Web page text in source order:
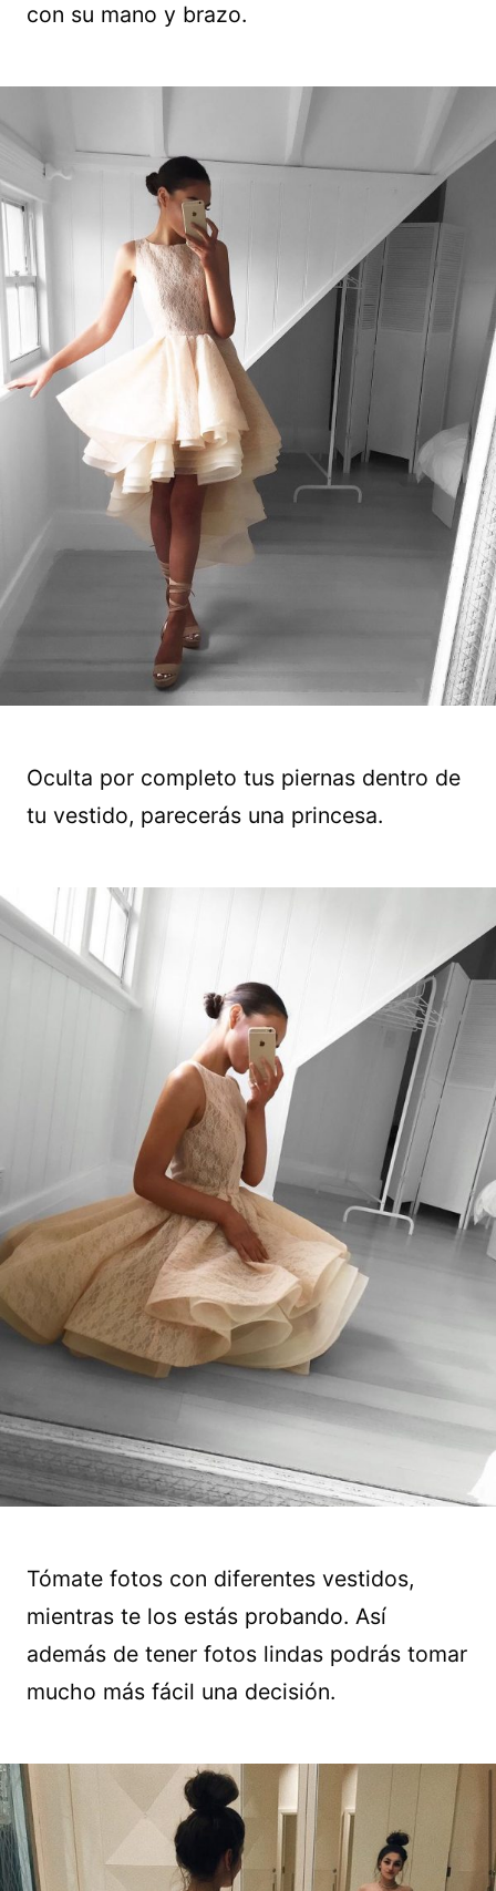
con su mano y brazo.
Oculta por completo tus piernas dentro de
tu vestido, parecerás una princesa.
Tómate fotos con diferentes vestidos,
mientras te los estás probando. Así
además de tener fotos lindas podrás tomar
mucho más fácil una decisión.